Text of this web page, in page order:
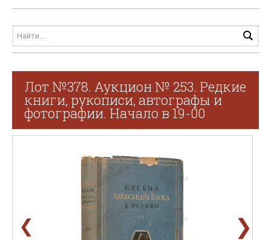
Лот №378. Аукцион № 253. Редкие
книги, рукописи, автографы и
фотографии. Начало в 19-00
❮ ❯